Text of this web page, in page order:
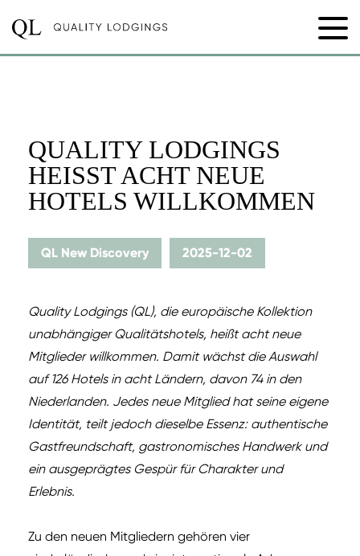
QUALITY LODGINGS
HEISST ACHT NEUE H
OTELS WILLKOMMEN
QL New Discovery 2025-12-02
Quality Lodgings (QL), die europäische Kollektion
unabhängiger Qualitätshotels, heißt acht neue
Mitglieder willkommen. Damit wächst die Auswahl
auf 126 Hotels in acht Ländern, davon 74 in den
Niederlanden. Jedes neue Mitglied hat seine eigene
Identität, teilt jedoch dieselbe Essenz: authentische
Gastfreundschaft, gastronomisches Handwerk und
ein ausgeprägtes Gespür für Charakter und
Erlebnis.
Zu den neuen Mitgliedern gehören vier